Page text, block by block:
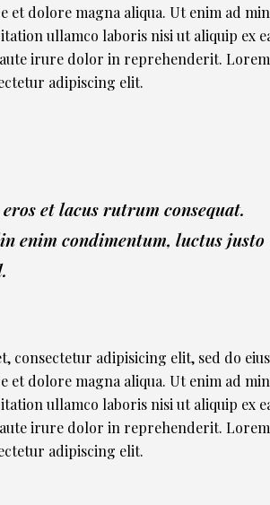
dolore magna aliqua. Ut enim ad
ullamco laboris nisi ut aliquip ex
aute irure dolor in reprehenderit. Lorem
adipiscing elit.
et lacus rutrum consequat.
enim condimentum, luctus justo
consectetur adipisicing elit, sed do
dolore magna aliqua. Ut enim ad
ullamco laboris nisi ut aliquip ex
aute irure dolor in reprehenderit. Lorem
adipiscing elit.